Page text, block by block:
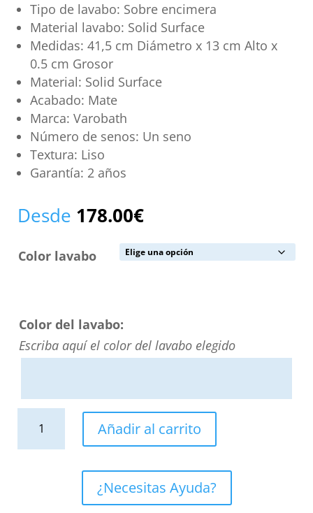
Tipo de lavabo: Sobre encimera
Material lavabo: Solid Surface
Medidas: 41,5 cm Diámetro x 13 cm Alto x
0.5 cm Grosor
Material: Solid Surface
Acabado: Mate
Marca: Varobath
Número de senos: Un seno
Textura: Liso
Garantía: 2 años
Desde 178.00€
Color lavabo
Color del lavabo:
Escriba aquí el color del lavabo elegido
Añadir al carrito
¿Necesitas Ayuda?